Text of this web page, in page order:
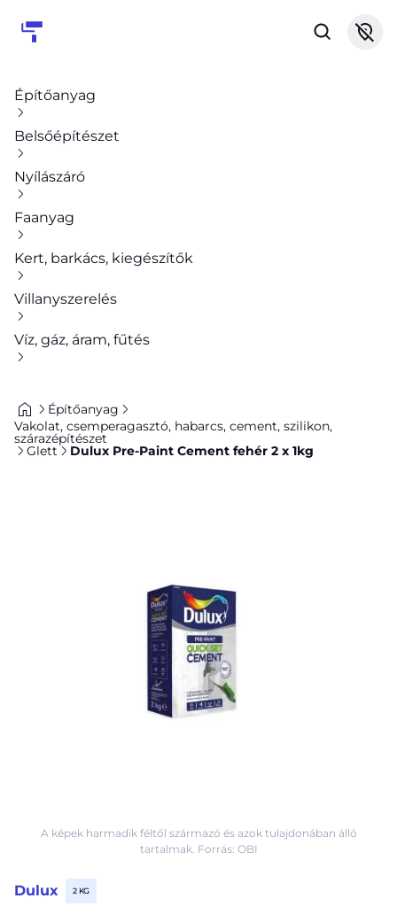
Építőanyag
Belsőépítészet
Nyílászáró
Faanyag
Kert, barkács, kiegészítők
Villanyszerelés
Víz, gáz, áram, fűtés
Építőanyag
Vakolat, csemperagasztó, habarcs, cement, szilikon,
szárazépítészet
Glett Dulux Pre-Paint Cement fehér 2 x 1kg
Dulux 2 KG
A képek harmadik féltől származó és azok tulajdonában álló
tartalmak. Forrás: OBI